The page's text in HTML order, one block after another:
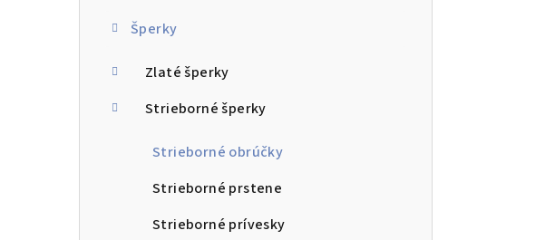
Šperky
Zlaté šperky
Strieborné šperky
Strieborné obrúčky
Strieborné prstene
Strieborné prívesky